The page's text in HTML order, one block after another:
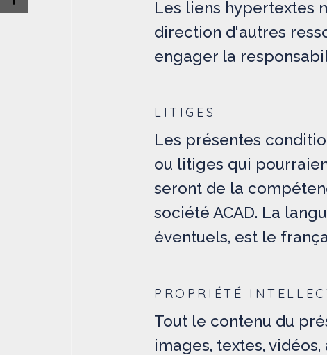
Les liens hypertextes
direction d'autres
engager la
LITIGES
Les présentes
ou litiges qui
seront de la
société ACAD. La
éventuels, est le
PROPRIÉTÉ
Tout le contenu du
images, textes,